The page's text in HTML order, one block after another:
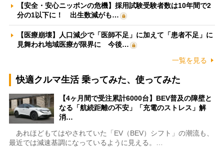
【安全・安心ニッポンの危機】採用試験受験者数は10年間で2
分の1以下に！ 出生数減がも…
【医療崩壊】人口減少で「医師不足」に加えて「患者不足」に
見舞われ地域医療が限界に 今後…
一覧を見る
快適クルマ生活 乗ってみた、使ってみた
【4ヶ月間で受注累計6000台】BEV普及の障壁と
なる「航続距離の不安」「充電のストレス」解
消…
あれほどもてはやされていた「EV（BEV）シフト」の潮流も、
最近では減速基調になっているように見える。…